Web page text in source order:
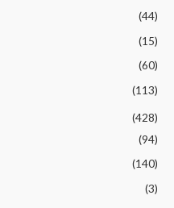
(44)
(15)
(60)
(113)
(428)
(94)
(140)
(3)